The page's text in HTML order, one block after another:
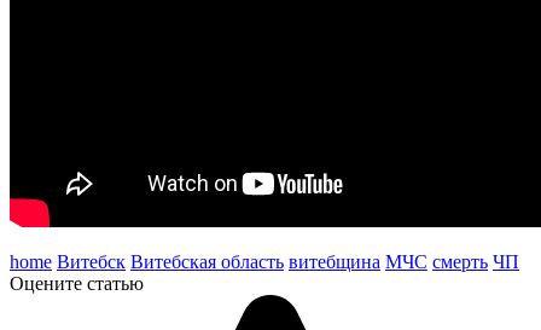
home Витебск Витебская область витебщина МЧС смерть ЧП
Оцените статью